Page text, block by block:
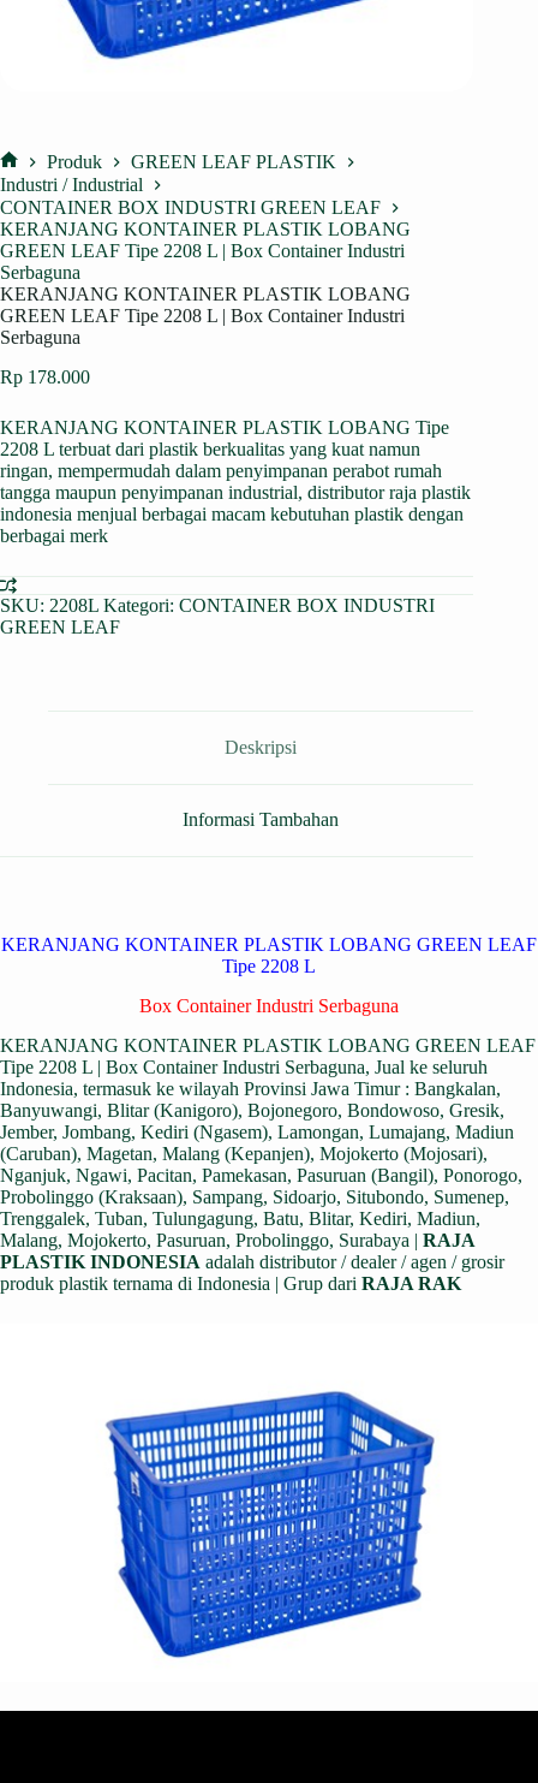
Home
Produk
GREEN LEAF PLASTIK
Industri / Industrial
CONTAINER BOX INDUSTRI GREEN LEAF
KERANJANG KONTAINER PLASTIK LOBANG
GREEN LEAF Tipe 2208 L | Box Container Industri
Serbaguna
KERANJANG KONTAINER PLASTIK LOBANG
GREEN LEAF Tipe 2208 L | Box Container Industri
Serbaguna
Rp 178.000
KERANJANG KONTAINER PLASTIK LOBANG Tipe
2208 L terbuat dari plastik berkualitas yang kuat namun
ringan, mempermudah dalam penyimpanan perabot rumah
tangga maupun penyimpanan industrial, distributor raja plastik
indonesia menjual berbagai macam kebutuhan plastik dengan
berbagai merk
SKU: 2208L Kategori: CONTAINER BOX INDUSTRI
GREEN LEAF
Deskripsi
Informasi Tambahan
KERANJANG KONTAINER PLASTIK LOBANG GREEN LEAF
Tipe 2208 L
Box Container Industri Serbaguna
KERANJANG KONTAINER PLASTIK LOBANG GREEN LEAF
Tipe 2208 L | Box Container Industri Serbaguna, Jual ke seluruh
Indonesia, termasuk ke wilayah Provinsi Jawa Timur : Bangkalan,
Banyuwangi, Blitar (Kanigoro), Bojonegoro, Bondowoso, Gresik,
Jember, Jombang, Kediri (Ngasem), Lamongan, Lumajang, Madiun
(Caruban), Magetan, Malang (Kepanjen), Mojokerto (Mojosari),
Nganjuk, Ngawi, Pacitan, Pamekasan, Pasuruan (Bangil), Ponorogo,
Probolinggo (Kraksaan), Sampang, Sidoarjo, Situbondo, Sumenep,
Trenggalek, Tuban, Tulungagung, Batu, Blitar, Kediri, Madiun,
Malang, Mojokerto, Pasuruan, Probolinggo, Surabaya | RAJA
PLASTIK INDONESIA adalah distributor / dealer / agen / grosir
produk plastik ternama di Indonesia | Grup dari RAJA RAK